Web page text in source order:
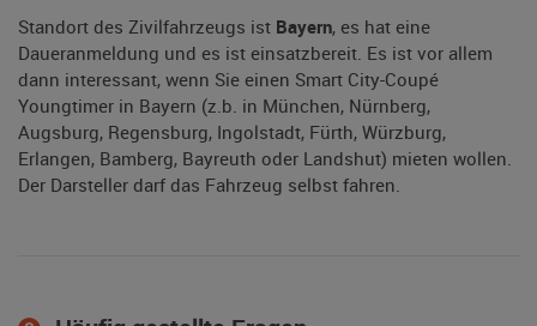
Standort des Zivilfahrzeugs ist Bayern, es hat eine
Daueranmeldung und es ist einsatzbereit. Es ist vor allem
dann interessant, wenn Sie einen Smart City-Coupé
Youngtimer in Bayern (z.b. in München, Nürnberg,
Augsburg, Regensburg, Ingolstadt, Fürth, Würzburg,
Erlangen, Bamberg, Bayreuth oder Landshut) mieten wollen.
Der Darsteller darf das Fahrzeug selbst fahren.